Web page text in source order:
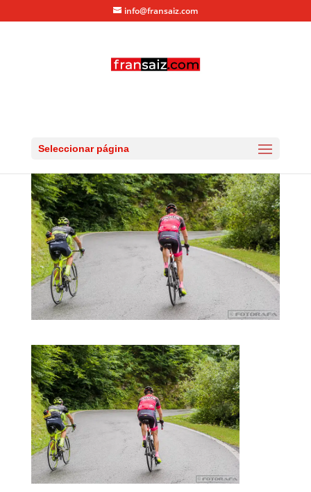
info@fransaiz.com
Seleccionar página